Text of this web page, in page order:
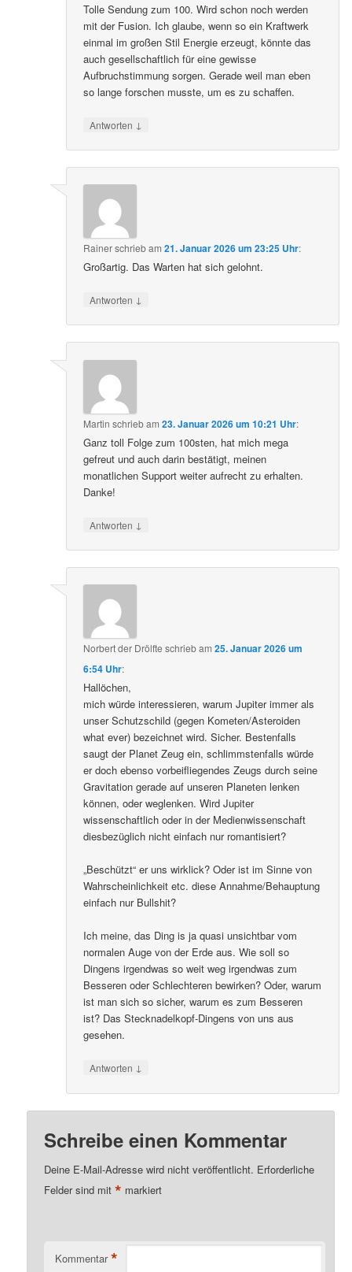
Tolle Sendung zum 100. Wird schon noch werden
mit der Fusion. Ich glaube, wenn so ein Kraftwerk
einmal im großen Stil Energie erzeugt, könnte das
auch gesellschaftlich für eine gewisse
Aufbruchstimmung sorgen. Gerade weil man eben
so lange forschen musste, um es zu schaffen.
Antworten ↓
Rainerschriebam21. Januar 2026 um 23:25 Uhr:
Großartig. Das Warten hat sich gelohnt.
Antworten ↓
Martin schriebam23. Januar 2026 um 10:21 Uhr:
Ganz toll Folge zum 100sten, hat mich mega
gefreut und auch darin bestätigt, meinen
monatlichen Support weiter aufrecht zu erhalten.
Danke!
Antworten ↓
Norbert der Drölfte schriebam25. Januar 2026 um
6:54 Uhr:
Hallöchen,
mich würde interessieren, warum Jupiter immer als
unser Schutzschild (gegen Kometen/Asteroiden
what ever) bezeichnet wird. Sicher. Bestenfalls
saugt der Planet Zeug ein, schlimmstenfalls würde
er doch ebenso vorbeifliegendes Zeugs durch seine
Gravitation gerade auf unseren Planeten lenken
können, oder weglenken. Wird Jupiter
wissenschaftlich oder in der Medienwissenschaft
diesbezüglich nicht einfach nur romantisiert?
„Beschützt“ er uns wirklick? Oder ist im Sinne von
Wahrscheinlichkeit etc. diese Annahme/Behauptung
einfach nur Bullshit?
Ich meine, das Ding is ja quasi unsichtbar vom
normalen Auge von der Erde aus. Wie soll so
Dingens irgendwas so weit weg irgendwas zum
Besseren oder Schlechteren bewirken? Oder, warum
ist man sich so sicher, warum es zum Besseren
ist? Das Stecknadelkopf-Dingens von uns aus
gesehen.
Antworten ↓
Schreibe einen Kommentar
Deine E-Mail-Adresse wird nicht veröffentlicht. Erforderliche
Felder sind mit* markiert
Kommentar *